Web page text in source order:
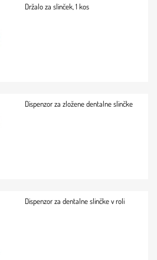
Držalo za slinček, 1 kos
Dispenzor za zložene dentalne slinčke
Dispenzor za dentalne slinčke v roli